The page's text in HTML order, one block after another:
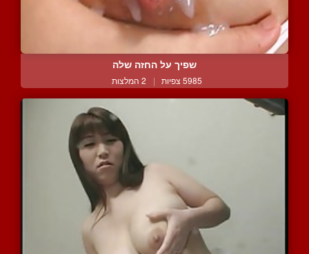
שפיך על החזה שלה
5985 צפיות | 2 המלצות